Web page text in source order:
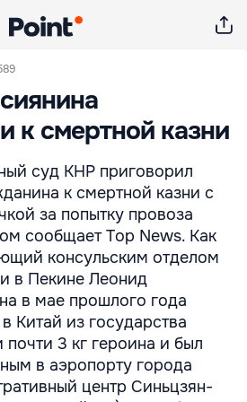
к смертной казни
суд КНР приговорил
к смертной казни с
за попытку провоза
сообщает Top News. Как
консульским отделом
в Пекине Леонид
в мае прошлого года
Китай из государства
3 кг героина и был
в аэропорту города
центр Синьцзян-